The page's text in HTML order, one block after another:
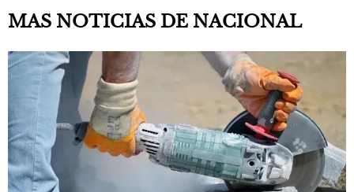
MAS NOTICIAS DE NACIONAL